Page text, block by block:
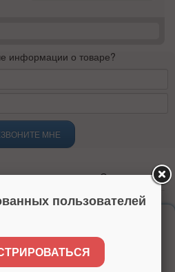
информации о товаре?
МНЕ
характеристики Отзывы
пользователей